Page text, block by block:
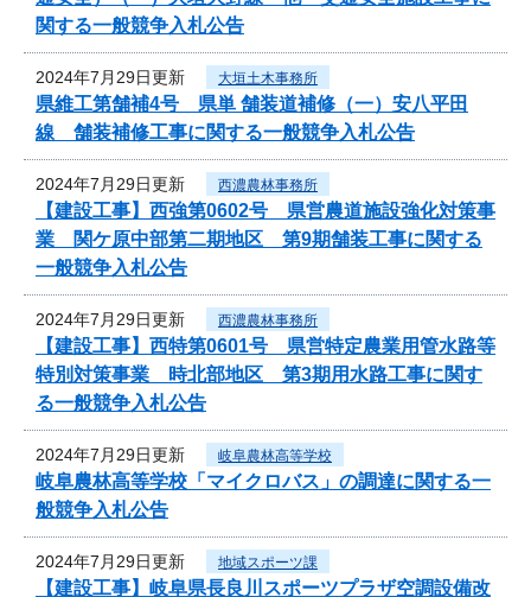
関する一般競争入札公告
2024年7月29日更新 大垣土木事務所
県維工第舗補4号 県単 舗装道補修（一）安八平田
線 舗装補修工事に関する一般競争入札公告
2024年7月29日更新 西濃農林事務所
【建設工事】西強第0602号 県営農道施設強化対策事
業 関ケ原中部第二期地区 第9期舗装工事に関する
一般競争入札公告
2024年7月29日更新 西濃農林事務所
【建設工事】西特第0601号 県営特定農業用管水路等
特別対策事業 時北部地区 第3期用水路工事に関す
る一般競争入札公告
2024年7月29日更新 岐阜農林高等学校
岐阜農林高等学校「マイクロバス」の調達に関する一
般競争入札公告
2024年7月29日更新 地域スポーツ課
【建設工事】岐阜県長良川スポーツプラザ空調設備改